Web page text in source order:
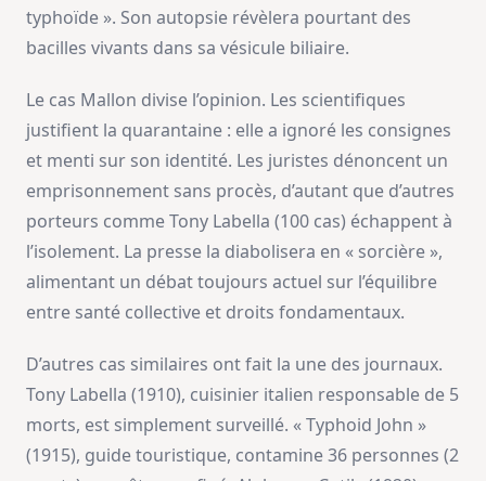
typhoïde ». Son autopsie révèlera pourtant des
bacilles vivants dans sa vésicule biliaire.
Le cas Mallon divise l’opinion. Les scientifiques
justifient la quarantaine : elle a ignoré les consignes
et menti sur son identité. Les juristes dénoncent un
emprisonnement sans procès, d’autant que d’autres
porteurs comme Tony Labella (100 cas) échappent à
l’isolement. La presse la diabolisera en « sorcière »,
alimentant un débat toujours actuel sur l’équilibre
entre santé collective et droits fondamentaux.
D’autres cas similaires ont fait la une des journaux.
Tony Labella (1910), cuisinier italien responsable de 5
morts, est simplement surveillé. « Typhoid John »
(1915), guide touristique, contamine 36 personnes (2